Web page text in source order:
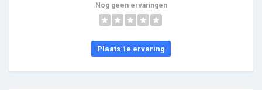
Nog geen ervaringen
Plaats 1e ervaring